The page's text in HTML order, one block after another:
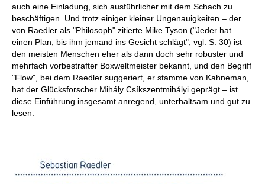
auch eine Einladung, sich ausführlicher mit dem Schach zu
beschäftigen. Und trotz einiger kleiner Ungenauigkeiten – der
von Raedler als "Philosoph" zitierte Mike Tyson ("Jeder hat
einen Plan, bis ihm jemand ins Gesicht schlägt", vgl. S. 30) ist
den meisten Menschen eher als dann doch sehr robuster und
mehrfach vorbestrafter Boxweltmeister bekannt, und den Begriff
"Flow", bei dem Raedler suggeriert, er stamme von Kahneman,
hat der Glücksforscher Mihály Csíkszentmihályi geprägt – ist
diese Einführung insgesamt anregend, unterhaltsam und gut zu
lesen.